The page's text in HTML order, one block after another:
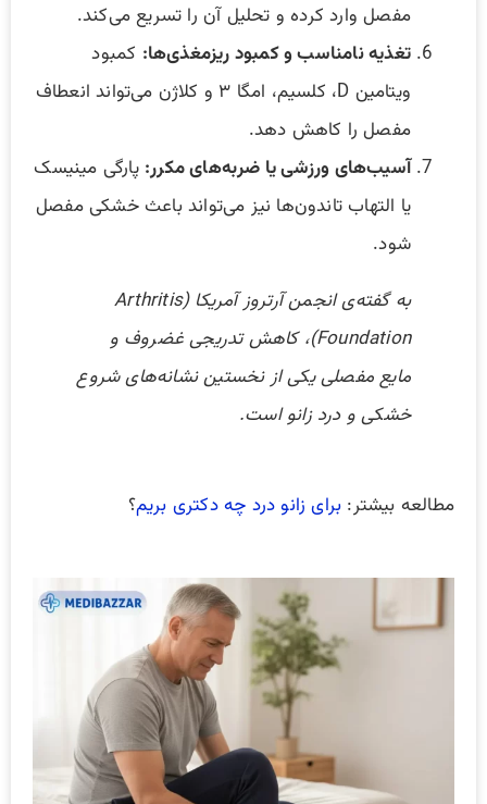
مفصل وارد کرده و تحلیل آن را تسریع می‌کند.
تغذیه نامناسب و کمبود ریزمغذی‌ها: کمبود
ویتامین D، کلسیم، امگا ۳ و کلاژن می‌تواند انعطاف
مفصل را کاهش دهد.
آسیب‌های ورزشی یا ضربه‌های مکرر: پارگی مینیسک
یا التهاب تاندون‌ها نیز می‌تواند باعث خشکی مفصل
شود.
به گفته‌ی انجمن آرتروز آمریکا (Arthritis
Foundation)، کاهش تدریجی غضروف و
مایع مفصلی یکی از نخستین نشانه‌های شروع
خشکی و درد زانو است.
مطالعه بیشتر: برای زانو درد چه دکتری بریم؟